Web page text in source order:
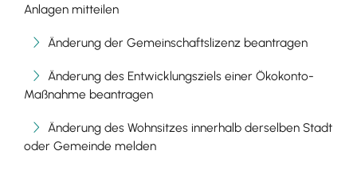
Anlagen mitteilen
Änderung der Gemeinschaftslizenz beantragen
Änderung des Entwicklungsziels einer Ökokonto-
Maßnahme beantragen
Änderung des Wohnsitzes innerhalb derselben Stadt
oder Gemeinde melden